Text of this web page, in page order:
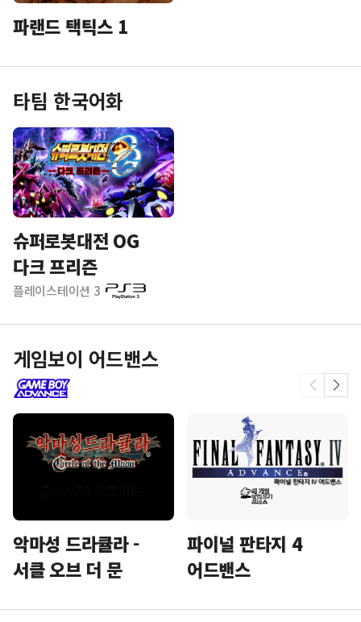
파랜드 택틱스 1
타팀 한국어화
슈퍼로봇대전 OG
다크 프리즌
플레이스테이션 3
게임보이 어드밴스
악마성 드라큘라 -
서클 오브 더 문
파이널 판타지 4
어드밴스